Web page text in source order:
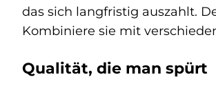
das sich langfristig auszahlt.
Kombiniere sie mit
Qualität, die man spürt